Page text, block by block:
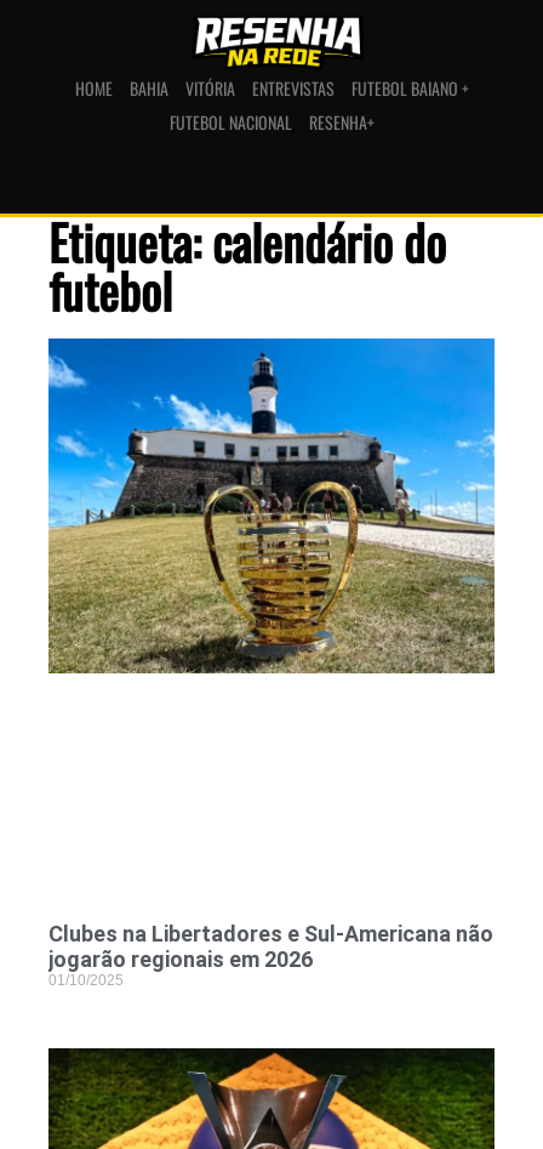
HOME BAHIA VITÓRIA ENTREVISTAS
FUTEBOL BAIANO +
FUTEBOL NACIONAL
RESENHA+
Etiqueta: calendário do
futebol
Clubes na Libertadores e Sul-Americana não
jogarão regionais em 2026
01/10/2025